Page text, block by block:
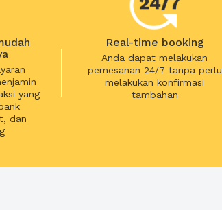
yang
dan
Real-time booking
Anda dapat melakukan
pemesanan 24/7 tanpa perlu
melakukan konfirmasi
tambahan